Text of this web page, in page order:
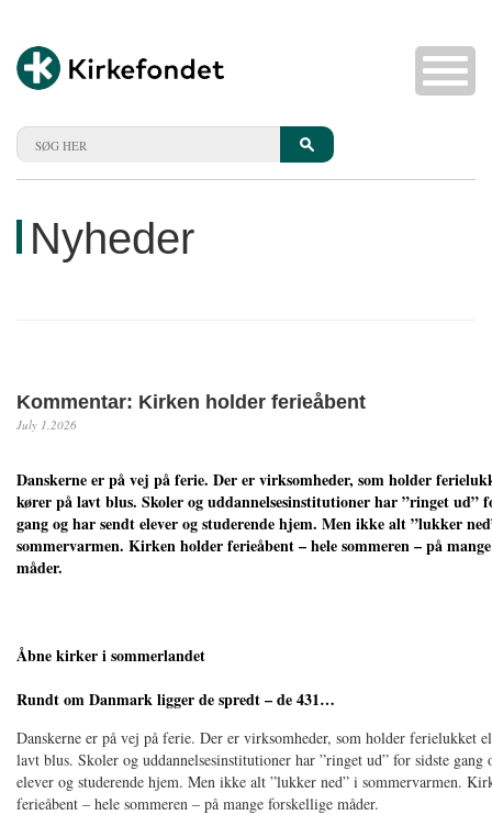
Nyheder
Kommentar: Kirken holder ferieåbent
July 1,2026
Danskerne er på vej på ferie. Der er virksomheder, som holder
kører på lavt blus. Skoler og uddannelsesinstitutioner har ”ringet ud”
gang og har sendt elever og studerende hjem. Men ikke alt ”lukker
sommervarmen. Kirken holder ferieåbent – hele sommeren – på
måder.
Åbne kirker i sommerlandet
Rundt om Danmark ligger de spredt – de 431…
Danskerne er på vej på ferie. Der er virksomheder, som holder ferielukket
lavt blus. Skoler og uddannelsesinstitutioner har ”ringet ud” for sidste gang
elever og studerende hjem. Men ikke alt ”lukker ned” i sommervarmen.
ferieåbent – hele sommeren – på mange forskellige måder.